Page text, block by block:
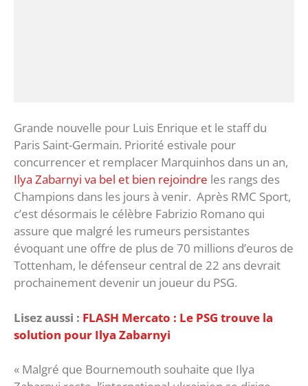
Grande nouvelle pour Luis Enrique et le staff du
Paris Saint-Germain. Priorité estivale pour
concurrencer et remplacer Marquinhos dans un an,
Ilya Zabarnyi va bel et bien rejoindre les rangs des
Champions dans les jours à venir. Après RMC Sport,
c’est désormais le célèbre Fabrizio Romano qui
assure que malgré les rumeurs persistantes
évoquant une offre de plus de 70 millions d’euros de
Tottenham, le défenseur central de 22 ans devrait
prochainement devenir un joueur du PSG.
Lisez aussi : FLASH Mercato : Le PSG trouve la
solution pour Ilya Zabarnyi
« Malgré que Bournemouth souhaite que Ilya